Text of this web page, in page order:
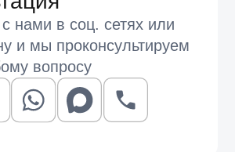
подвески. Если хочется собрать
серьги и браслет из одной
линий Ciclon такие пары
блеска кристалла зависят от
передаются фотографией. Сравнить
в магазинах EspanaMe в Москве и